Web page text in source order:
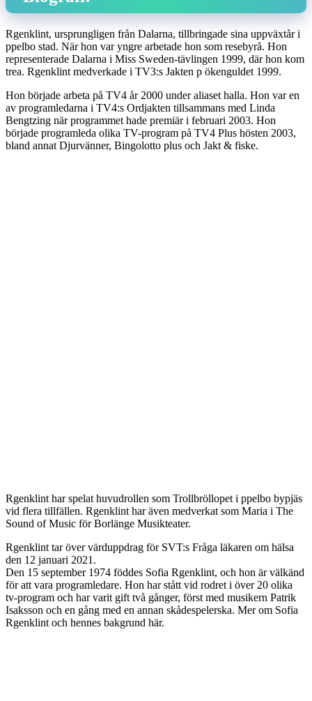
Rgenklint, ursprungligen från Dalarna, tillbringade sina uppväxtår i
ppelbo stad. När hon var yngre arbetade hon som resebyrå. Hon
representerade Dalarna i Miss Sweden-tävlingen 1999, där hon kom
trea. Rgenklint medverkade i TV3:s Jakten p ökenguldet 1999.
Hon började arbeta på TV4 år 2000 under aliaset halla. Hon var en
av programledarna i TV4:s Ordjakten tillsammans med Linda
Bengtzing när programmet hade premiär i februari 2003. Hon
började programleda olika TV-program på TV4 Plus hösten 2003,
bland annat Djurvänner, Bingolotto plus och Jakt & fiske.
Rgenklint har spelat huvudrollen som Trollbröllopet i ppelbo bypjäs
vid flera tillfällen. Rgenklint har även medverkat som Maria i The
Sound of Music för Borlänge Musikteater.
Rgenklint tar över värduppdrag för SVT:s Fråga läkaren om hälsa
den 12 januari 2021.
Den 15 september 1974 föddes Sofia Rgenklint, och hon är välkänd
för att vara programledare. Hon har stått vid rodret i över 20 olika
tv-program och har varit gift två gånger, först med musikern Patrik
Isaksson och en gång med en annan skådespelerska. Mer om Sofia
Rgenklint och hennes bakgrund här.